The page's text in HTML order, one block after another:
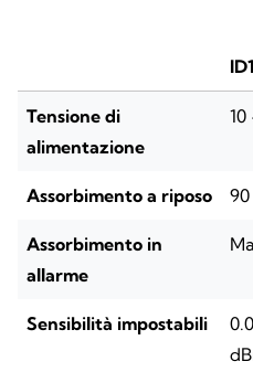
Tensione di
alimentazione
Assorbimento a riposo
Assorbimento in
allarme
Sensibilità impostabili